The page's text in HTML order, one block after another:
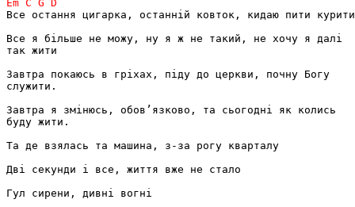
Все остання цигарка, останній ковток, кидаю пити курити
Все я більше не можу, ну я ж не такий, не хочу я далі
так жити
Завтра покаюсь в гріхах, піду до церкви, почну Богу
служити.
Завтра я змінюсь, обов’язково, та сьогодні як колись
буду жити.
Та де взялась та машина, з-за рогу кварталу
Дві секунди і все, життя вже не стало
Гул сирени, дивні вогні